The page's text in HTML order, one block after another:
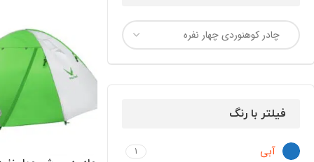
فیلتر با رنگ
آبی 1